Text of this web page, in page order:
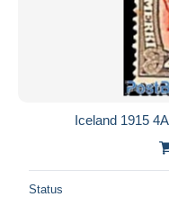
Iceland 1915
Status